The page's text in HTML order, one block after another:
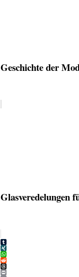
Geschichte der
Glasveredelungen
Tumblr
XING
WhatsApp
Reddit
Threads